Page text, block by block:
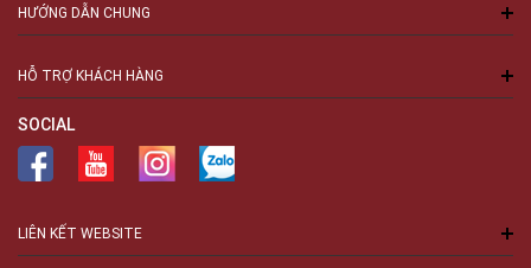
HƯỚNG DẪN CHUNG
HỖ TRỢ KHÁCH HÀNG
SOCIAL
LIÊN KẾT WEBSITE